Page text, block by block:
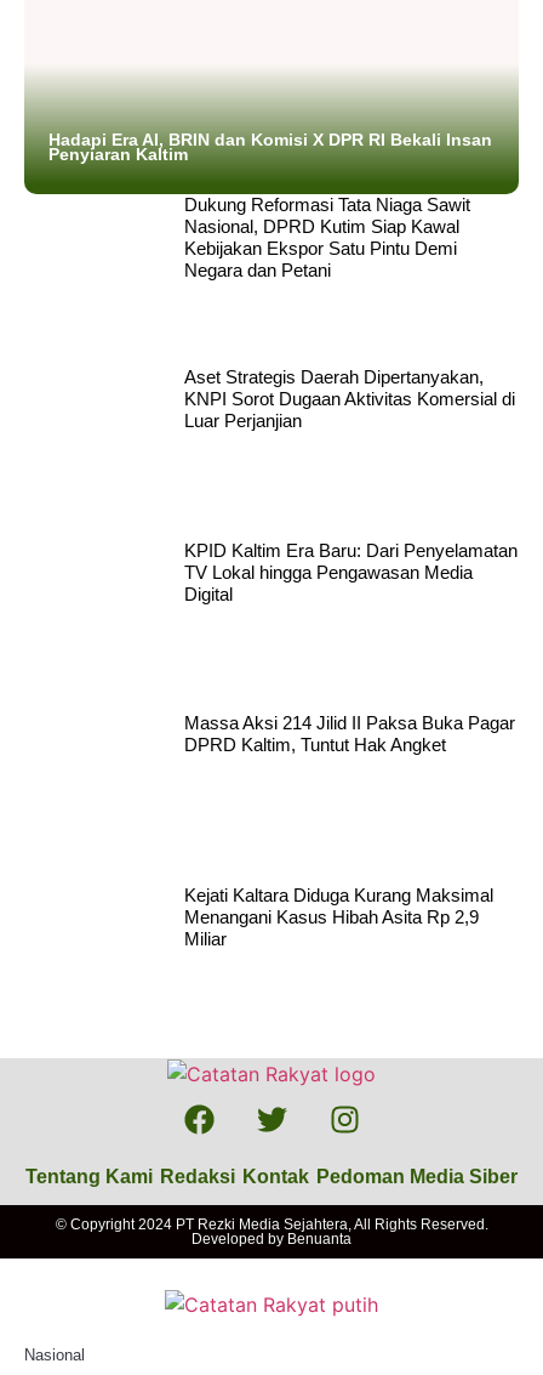
Hadapi Era AI, BRIN dan Komisi X DPR RI Bekali Insan
Penyiaran Kaltim
Dukung Reformasi Tata Niaga Sawit
Nasional, DPRD Kutim Siap Kawal
Kebijakan Ekspor Satu Pintu Demi
Negara dan Petani
Aset Strategis Daerah Dipertanyakan,
KNPI Sorot Dugaan Aktivitas Komersial di
Luar Perjanjian
KPID Kaltim Era Baru: Dari Penyelamatan
TV Lokal hingga Pengawasan Media
Digital
Massa Aksi 214 Jilid II Paksa Buka Pagar
DPRD Kaltim, Tuntut Hak Angket
Kejati Kaltara Diduga Kurang Maksimal
Menangani Kasus Hibah Asita Rp 2,9
Miliar
Tentang Kami Redaksi Kontak Pedoman Media Siber
© Copyright 2024 PT Rezki Media Sejahtera, All Rights Reserved.
Developed by Benuanta
Nasional